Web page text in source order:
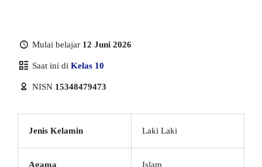
Mulai belajar 12 Juni 2026
Saat ini di Kelas 10
NISN 15348479473
Jenis Kelamin Laki Laki
Agama Islam